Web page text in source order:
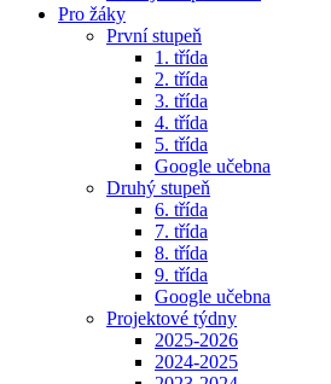
Pro žáky
První stupeň
1. třída
2. třída
3. třída
4. třída
5. třída
Google učebna
Druhý stupeň
6. třída
7. třída
8. třída
9. třída
Google učebna
Projektové týdny
2025-2026
2024-2025